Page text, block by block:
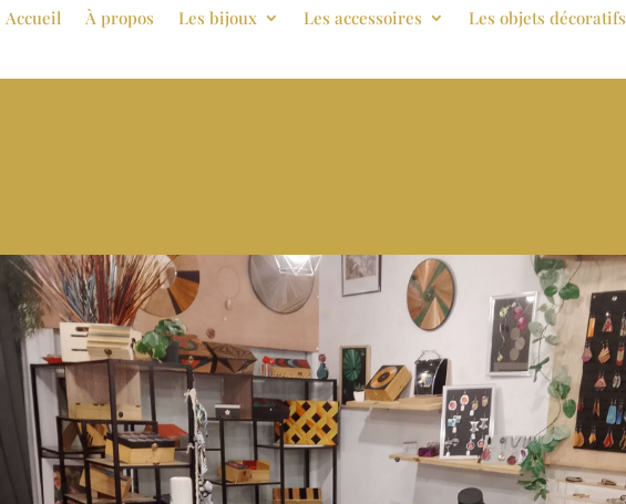
Accueil À propos Les bijoux Les accessoires Les objets décoratifs